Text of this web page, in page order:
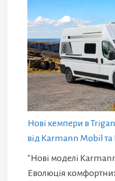
Нові кемпери в
від Karmann Mobil та
"Нові моделі
Еволюція